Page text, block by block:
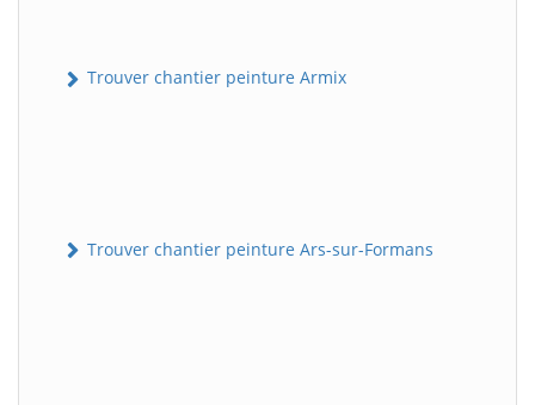
Trouver chantier peinture Armix
Trouver chantier peinture Ars-sur-Formans